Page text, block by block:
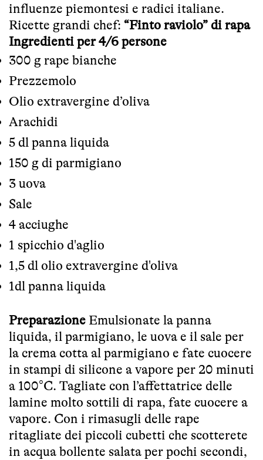
influenze piemontesi e radici italiane.
Ricette grandi chef: “Finto raviolo” di rapa
Ingredienti per 4/6 persone
300 g rape bianche
Prezzemolo
Olio extravergine d’oliva
Arachidi
5 dl panna liquida
150 g di parmigiano
3 uova
Sale
4 acciughe
1 spicchio d'aglio
1,5 dl olio extravergine d'oliva
1dl panna liquida
Preparazione Emulsionate la panna
liquida, il parmigiano, le uova e il sale per
la crema cotta al parmigiano e fate cuocere
in stampi di silicone a vapore per 20 minuti
a 100°C. Tagliate con l’affettatrice delle
lamine molto sottili di rapa, fate cuocere a
vapore. Con i rimasugli delle rape
ritagliate dei piccoli cubetti che scotterete
in acqua bollente salata per pochi secondi,